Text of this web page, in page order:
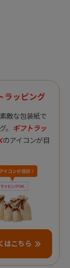
ラッピング
敵な包装紙で
。 ギフトラッ
のアイコンが目
はこちら